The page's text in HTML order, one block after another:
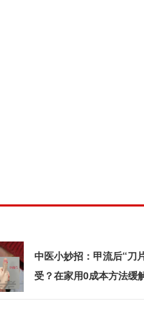
中医小妙招：甲流后“刀
受？在家用0成本方法缓